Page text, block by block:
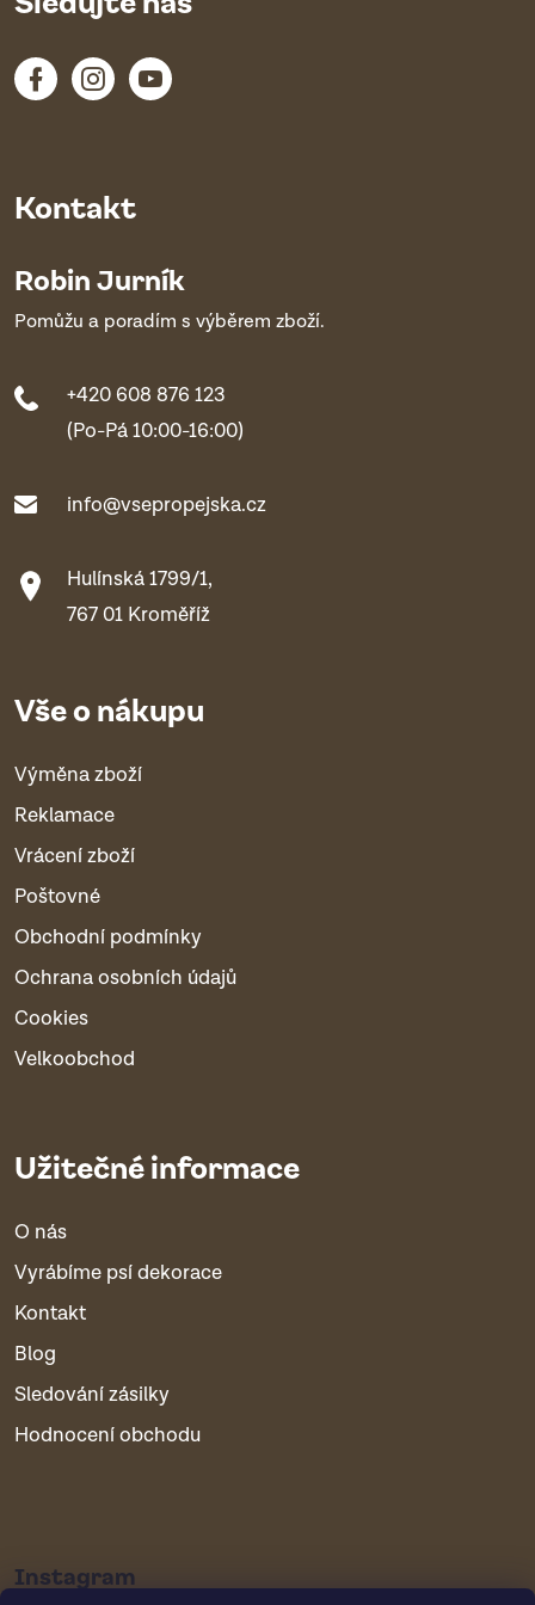
Kontakt
Robin Jurník
Pomůžu a poradím s výběrem zboží.
+420 608 876 123
(Po-Pá 10:00-16:00)
info@vsepropejska.cz
Hulínská 1799/1,
767 01 Kroměříž
Vše o nákupu
Výměna zboží
Reklamace
Vrácení zboží
Poštovné
Obchodní podmínky
Ochrana osobních údajů
Cookies
Velkoobchod
Užitečné informace
O nás
Vyrábíme psí dekorace
Kontakt
Blog
Sledování zásilky
Hodnocení obchodu
Instagram